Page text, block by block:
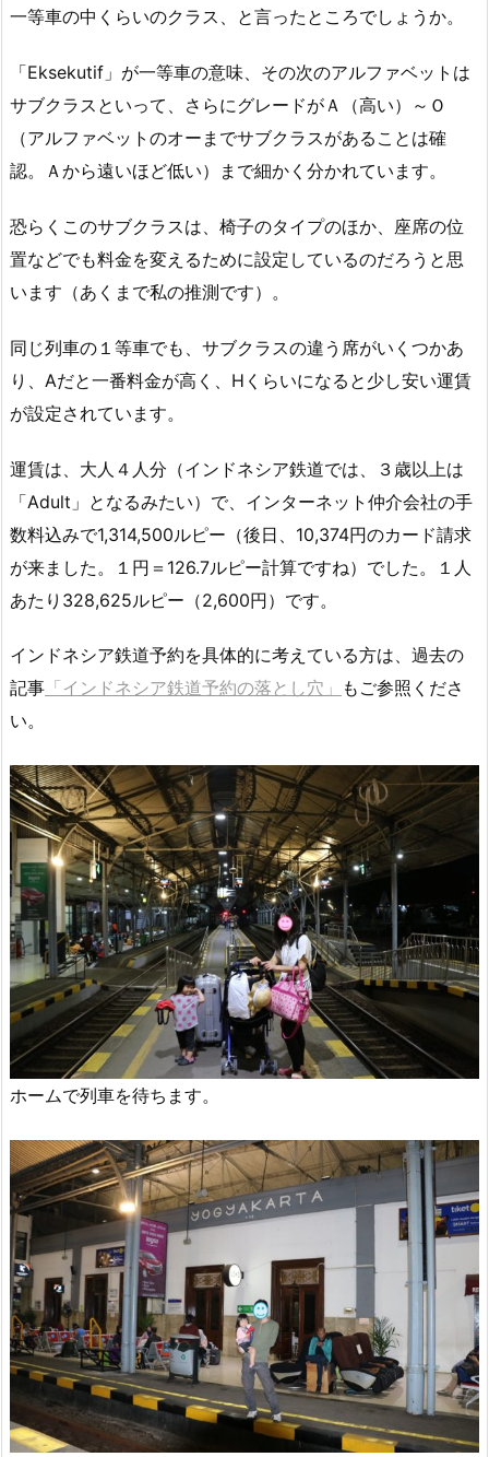
一等車の中くらいのクラス、と言ったところでしょうか。
「Eksekutif」が一等車の意味、その次のアルファベットは
サブクラスといって、さらにグレードがＡ（高い）～Ｏ
（アルファベットのオーまでサブクラスがあることは確
認。Ａから遠いほど低い）まで細かく分かれています。
恐らくこのサブクラスは、椅子のタイプのほか、座席の位
置などでも料金を変えるために設定しているのだろうと思
います（あくまで私の推測です）。
同じ列車の１等車でも、サブクラスの違う席がいくつかあ
り、Aだと一番料金が高く、Hくらいになると少し安い運賃
が設定されています。
運賃は、大人４人分（インドネシア鉄道では、３歳以上は
「Adult」となるみたい）で、インターネット仲介会社の手
数料込みで1,314,500ルピー（後日、10,374円のカード請求
が来ました。１円＝126.7ルピー計算ですね）でした。１人
あたり328,625ルピー（2,600円）です。
インドネシア鉄道予約を具体的に考えている方は、過去の
記事 「インドネシア鉄道予約の落とし穴」 もご参照くださ
い。
ホームで列車を待ちます。